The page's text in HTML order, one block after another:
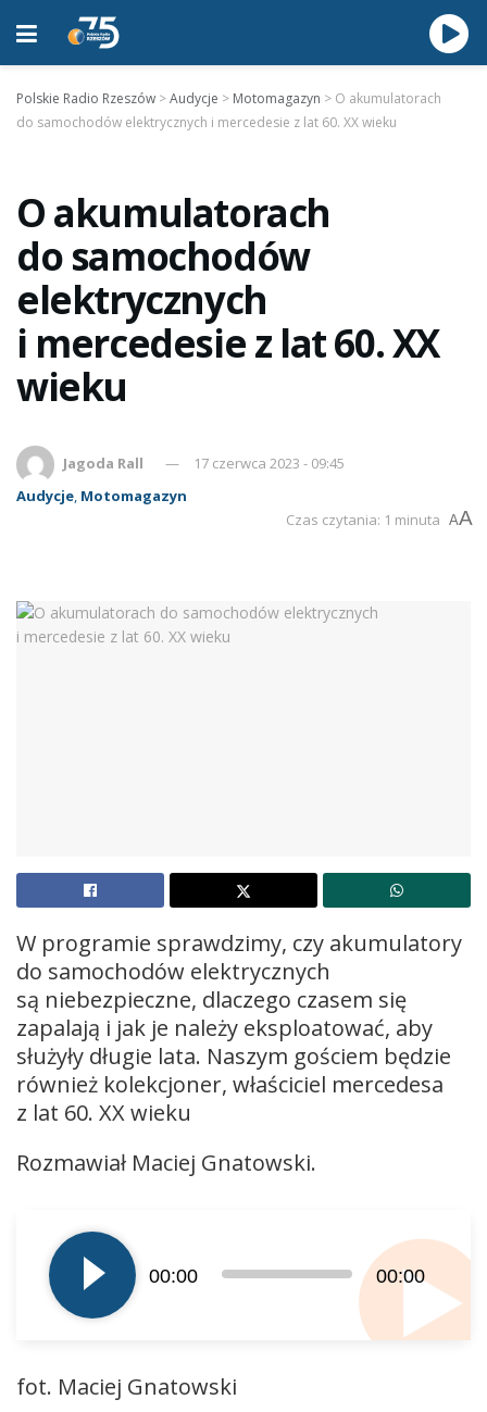
Polskie Radio Rzeszów >Audycje > Motomagazyn > O akumulatorach
do samochodów elektrycznych i mercedesie z lat 60. XX wieku
O akumulatorach
do samochodów
elektrycznych
i mercedesie z lat 60. XX
wieku
Jagoda Rall
17 czerwca 2023 - 09:45
Audycje, Motomagazyn
Czas czytania: 1 minuta AA
W programie sprawdzimy, czy akumulatory
do samochodów elektrycznych
są niebezpieczne, dlaczego czasem się
zapalają i jak je należy eksploatować, aby
służyły długie lata. Naszym gościem będzie
również kolekcjoner, właściciel mercedesa
z lat 60. XX wieku
Rozmawiał Maciej Gnatowski.
plików
dźwiękowych
00:00 00:00
fot. Maciej Gnatowski